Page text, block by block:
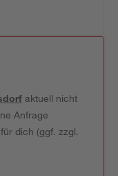
aktuell nicht
Anfrage
dich (ggf. zzgl.